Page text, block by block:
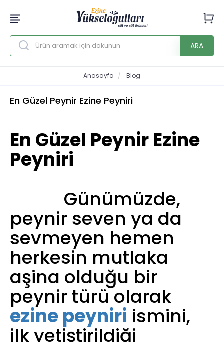
ARA
Anasayfa Blog
En Güzel Peynir Ezine Peyniri
En Güzel Peynir Ezine
Peyniri
Günümüzde,
peynir seven ya da
sevmeyen hemen
herkesin mutlaka
aşina olduğu bir
peynir türü olarak
ezine peyniri ismini,
ilk yetiştirildiği